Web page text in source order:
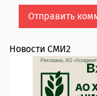
Новости СМИ2